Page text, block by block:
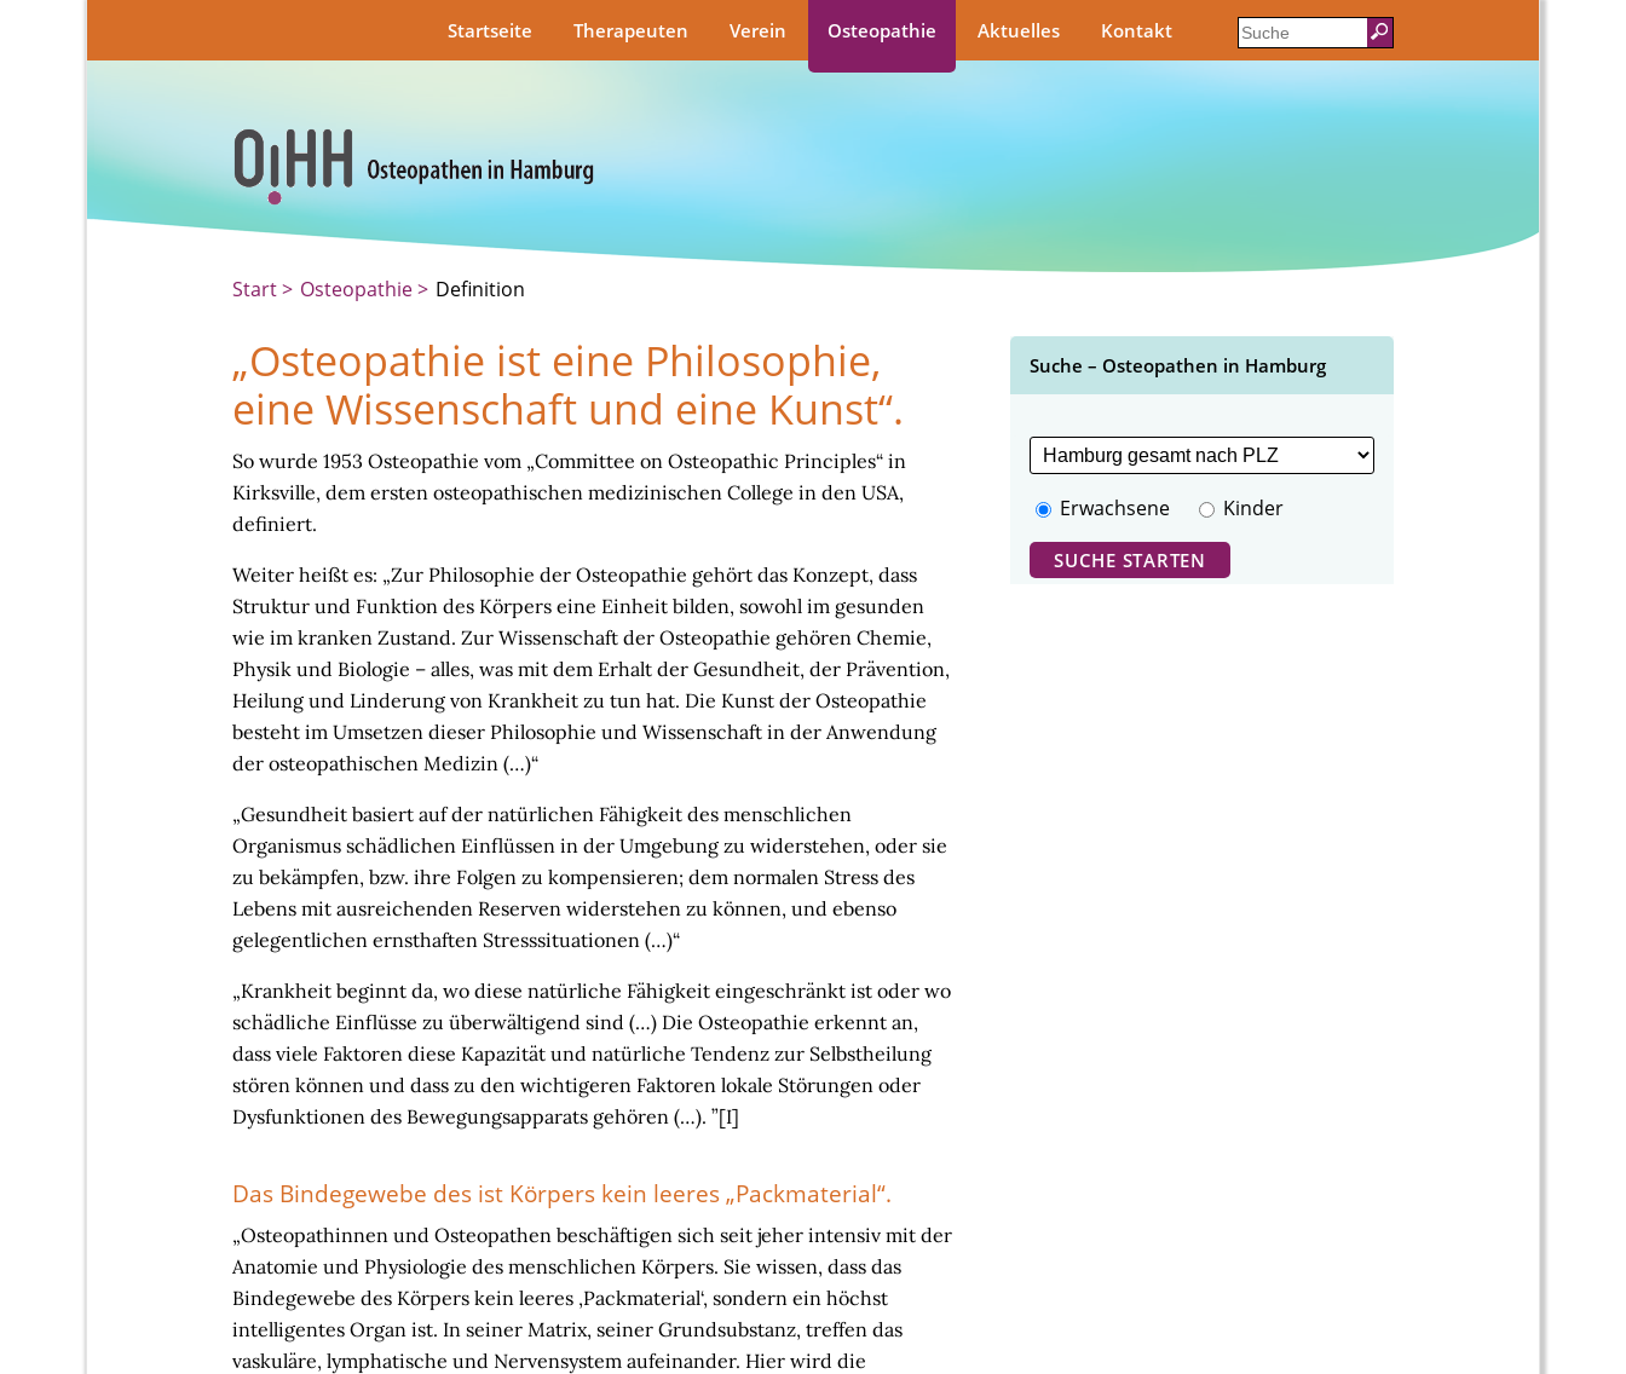
Startseite Therapeuten Verein Osteopathie Aktuelles Kontakt
Start Osteopathie Definition
„Osteopathie ist eine Philosophie,
eine Wissenschaft und eine Kunst“.
So wurde 1953 Osteopathie vom „Committee on Osteopathic Principles“ in
Kirksville, dem ersten osteopathischen medizinischen College in den USA,
definiert.
Weiter heißt es: „Zur Philosophie der Osteopathie gehört das Konzept, dass
Struktur und Funktion des Körpers eine Einheit bilden, sowohl im gesunden
wie im kranken Zustand. Zur Wissenschaft der Osteopathie gehören Chemie,
Physik und Biologie – alles, was mit dem Erhalt der Gesundheit, der Prävention,
Heilung und Linderung von Krankheit zu tun hat. Die Kunst der Osteopathie
besteht im Umsetzen dieser Philosophie und Wissenschaft in der Anwendung
der osteopathischen Medizin (…)“
„Gesundheit basiert auf der natürlichen Fähigkeit des menschlichen
Organismus schädlichen Einflüssen in der Umgebung zu widerstehen, oder sie
zu bekämpfen, bzw. ihre Folgen zu kompensieren; dem normalen Stress des
Lebens mit ausreichenden Reserven widerstehen zu können, und ebenso
gelegentlichen ernsthaften Stresssituationen (…)“
„Krankheit beginnt da, wo diese natürliche Fähigkeit eingeschränkt ist oder wo
schädliche Einflüsse zu überwältigend sind (…) Die Osteopathie erkennt an,
dass viele Faktoren diese Kapazität und natürliche Tendenz zur Selbstheilung
stören können und dass zu den wichtigeren Faktoren lokale Störungen oder
Dysfunktionen des Bewegungsapparats gehören (…). ”[I]
Das Bindegewebe des ist Körpers kein leeres „Packmaterial“.
„Osteopathinnen und Osteopathen beschäftigen sich seit jeher intensiv mit der
Anatomie und Physiologie des menschlichen Körpers. Sie wissen, dass das
Bindegewebe des Körpers kein leeres ‚Packmaterial‘, sondern ein höchst
intelligentes Organ ist. In seiner Matrix, seiner Grundsubstanz, treffen das
vaskuläre, lymphatische und Nervensystem aufeinander. Hier wird die
Suche – Osteopathen in Hamburg
Erwachsene Kinder